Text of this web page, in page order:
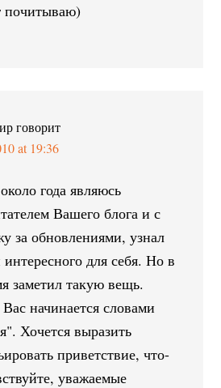
почитываю)
говорит
at 19:36
года являюсь
Вашего блога и с
за обновлениями, узнал
для себя. Но в
заметил такую вещь.
начинается словами
Хочется выразить
приветствие, что-
уважаемые